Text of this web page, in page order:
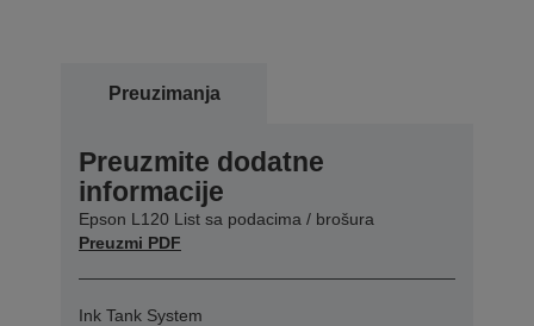
Preuzimanja
Preuzmite dodatne
informacije
Epson L120 List sa podacima / brošura
Preuzmi PDF
Ink Tank System